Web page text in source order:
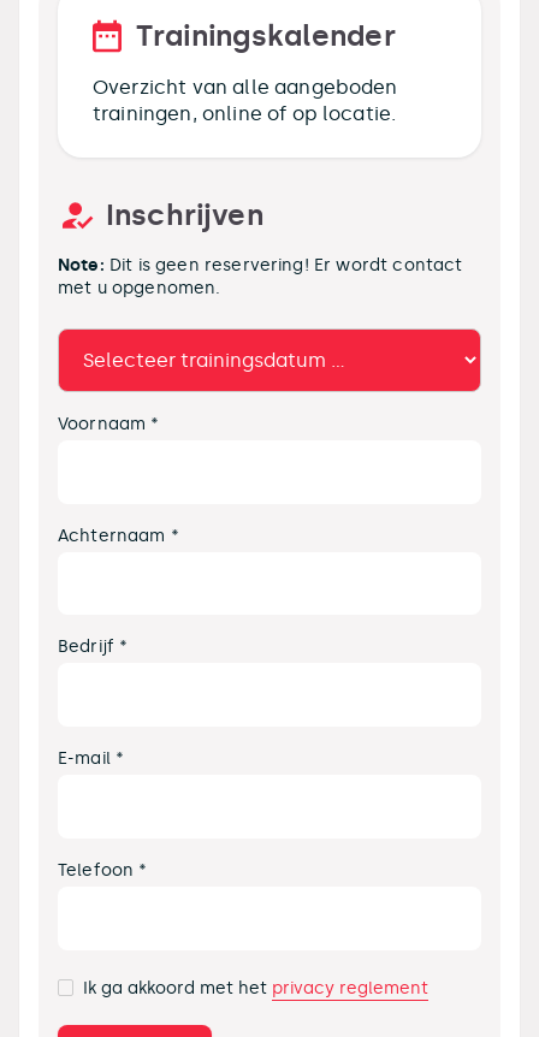
Trainingskalender
Overzicht van alle aangeboden
trainingen, online of op locatie.
Inschrijven
Note: Dit is geen reservering! Er wordt contact
met u opgenomen.
Voornaam *
Achternaam *
Bedrijf *
E-mail *
Telefoon *
Ik ga akkoord met het privacy reglement